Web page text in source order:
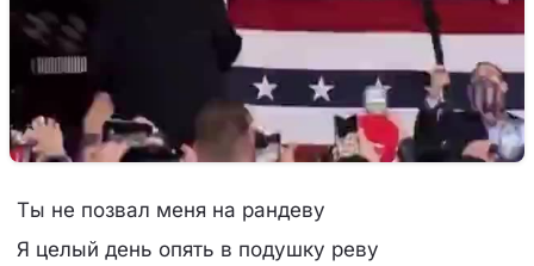
Ты не позвал меня на рандеву
Я целый день опять в подушку реву